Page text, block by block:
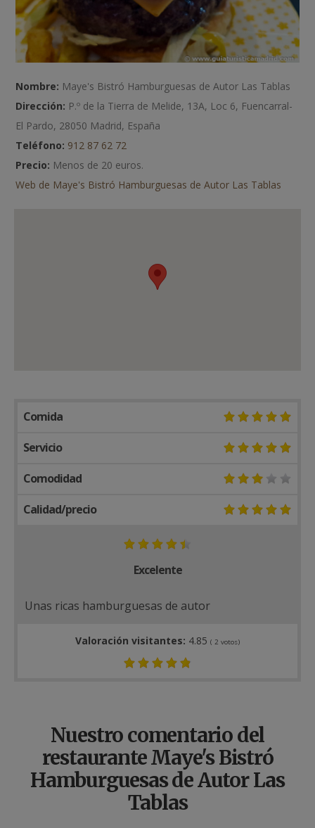
Nombre: Maye's Bistró Hamburguesas de Autor Las Tablas
Dirección: P.º de la Tierra de Melide, 13A, Loc 6, Fuencarral-
El Pardo, 28050 Madrid, España
Teléfono: 912 87 62 72
Precio: Menos de 20 euros.
Web de Maye's Bistró Hamburguesas de Autor Las Tablas
Comida
Servicio
Comodidad
Calidad/precio
Excelente
Unas ricas hamburguesas de autor
Valoración visitantes: 4.85 ( 2 votos)
Nuestro comentario del
restaurante Maye's Bistró
Hamburguesas de Autor Las
Tablas